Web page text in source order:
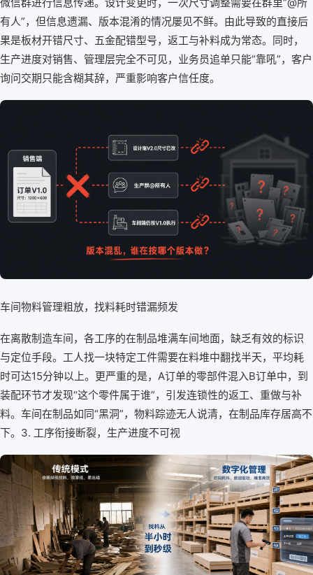
有人”，但信息遗漏、版本混淆的情况屡见不鲜。由此导致的直接后
果是板材开错尺寸、五金配错型号，返工与补料成为常态。同时，
生产进度对销售、管理层完全不可见，业务员追单只能“靠吼”，客户
询问交期只能含糊其辞，严重影响客户信任度。
车间物料管理粗放，找料耗时错漏频发
在离散制造车间，各工序的在制品堆满车间地面，缺乏有效的标识
与定位手段。工人找一块特定工件需要在料堆中翻找半天，平均耗
时可达15分钟以上。更严重的是，A订单的零部件混入B订单中，到
装配环节才发现“这个零件属于谁”，引发连锁性的返工、重做与补
料。车间在制品如同“黑洞”，物料踪迹无人说清，在制品库存居高不
下。3. 工序衔接断裂，生产进度不可视